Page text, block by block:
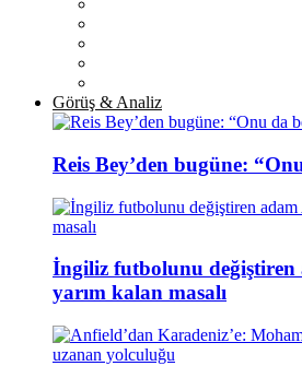
Görüş & Analiz
Reis Bey’den bugüne:
İngiliz futbolunu değiştiren
yarım kalan masalı